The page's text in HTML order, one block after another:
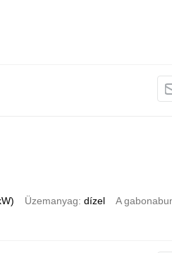
Üzemanyag dízel A